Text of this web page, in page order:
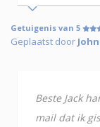
Getuigenis van 5
Geplaatst door
Beste Jack
mail dat ik